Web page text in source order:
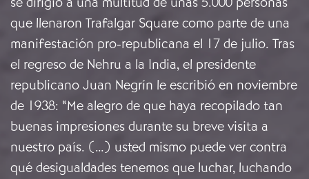
que llenaron Trafalgar Square como parte de una
manifestación pro-republicana el 17 de julio. Tras
el regreso de Nehru a la India, el presidente
republicano Juan Negrín le escribió en noviembre
de 1938: “Me alegro de que haya recopilado tan
buenas impresiones durante su breve visita a
nuestro país. (…) usted mismo puede ver contra
qué desigualdades tenemos que luchar, luchando